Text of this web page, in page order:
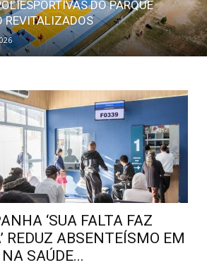
DO PARQUE
REVITALIZADOS
‘SUA FALTA FAZ
REDUZ ABSENTEÍSMO EM
SAÚDE...